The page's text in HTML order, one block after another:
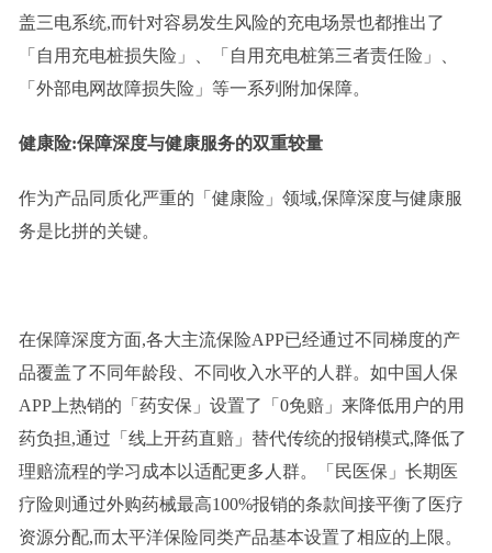
盖三电系统,而针对容易发生风险的充电场景也都推出了
「自用充电桩损失险」、「自用充电桩第三者责任险」、
「外部电网故障损失险」等一系列附加保障。
健康险:保障深度与健康服务的双重较量
作为产品同质化严重的「健康险」领域,保障深度与健康服
务是比拼的关键。
在保障深度方面,各大主流保险APP已经通过不同梯度的产
品覆盖了不同年龄段、不同收入水平的人群。如中国人保
APP上热销的「药安保」设置了「0免赔」来降低用户的用
药负担,通过「线上开药直赔」替代传统的报销模式,降低了
理赔流程的学习成本以适配更多人群。「民医保」长期医
疗险则通过外购药械最高100%报销的条款间接平衡了医疗
资源分配,而太平洋保险同类产品基本设置了相应的上限。